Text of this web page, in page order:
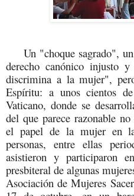
Un "choque sagrado",
derecho canónico injusto
discrimina a la mujer",
Espíritu: a unos cientos
Vaticano, donde se
del que parece razonable
el papel de la mujer en
personas, entre ellas
asistieron y participaron
presbiteral de algunas
Asociación de Mujeres